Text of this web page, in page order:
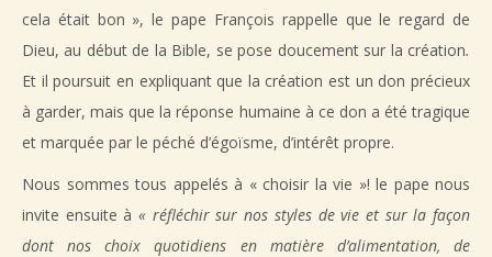
cela était bon », le pape François rappelle que le regard de
Dieu, au début de la Bible, se pose doucement sur la création.
Et il poursuit en expliquant que la création est un don précieux
à garder, mais que la réponse humaine à ce don a été tragique
et marquée par le péché d’égoïsme, d’intérêt propre.
Nous sommes tous appelés à « choisir la vie »! le pape nous
invite ensuite à« réfléchir sur nos styles de vie et sur la façon
dont nos choix quotidiens en matière d’alimentation, de